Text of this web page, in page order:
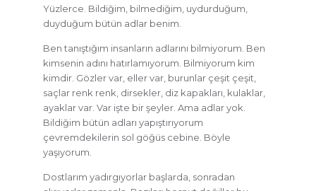
Yüzlerce. Bildiğim, bilmediğim, uydurduğum,
duyduğum bütün adlar benim.
Ben tanıştığım insanların adlarını bilmiyorum. Ben
kimsenin adını hatırlamıyorum. Bilmiyorum kim
kimdir. Gözler var, eller var, burunlar çeşit çeşit,
saçlar renk renk, dirsekler, diz kapakları, kulaklar,
ayaklar var. Var işte bir şeyler. Ama adlar yok.
Bildiğim bütün adları yapıştırıyorum
çevremdekilerin sol göğüs cebine. Böyle
yaşıyorum.
Dostlarım yadırgıyorlar başlarda, sonradan